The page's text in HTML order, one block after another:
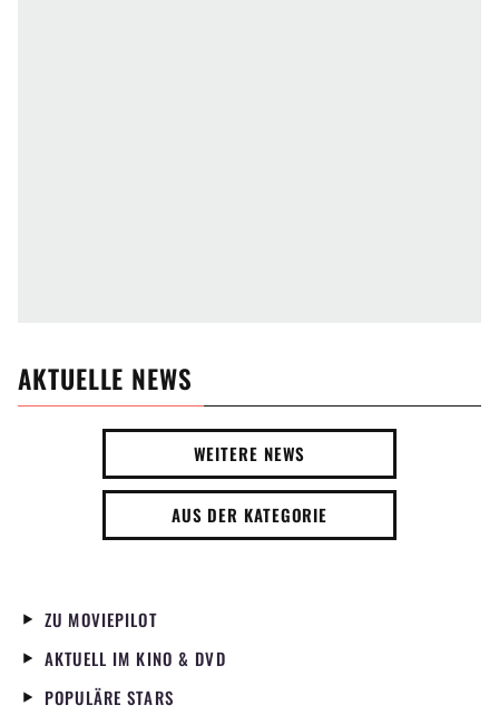
AKTUELLE NEWS
WEITERE NEWS
AUS DER KATEGORIE
ZU MOVIEPILOT
AKTUELL IM KINO & DVD
POPULÄRE STARS